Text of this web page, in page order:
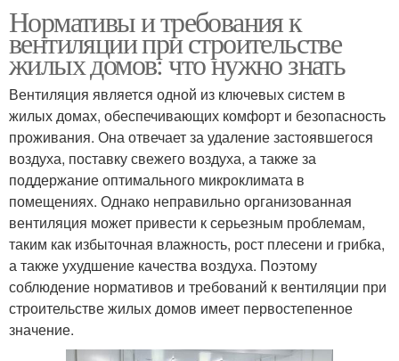
Нормативы и требования к
вентиляции при строительстве
жилых домов: что нужно знать
Вентиляция является одной из ключевых систем в
жилых домах, обеспечивающих комфорт и безопасность
проживания. Она отвечает за удаление застоявшегося
воздуха, поставку свежего воздуха, а также за
поддержание оптимального микроклимата в
помещениях. Однако неправильно организованная
вентиляция может привести к серьезным проблемам,
таким как избыточная влажность, рост плесени и грибка,
а также ухудшение качества воздуха. Поэтому
соблюдение нормативов и требований к вентиляции при
строительстве жилых домов имеет первостепенное
значение.